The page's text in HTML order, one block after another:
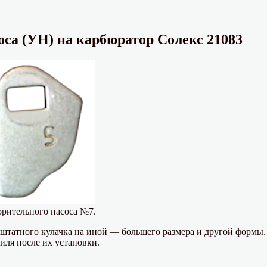
(УН) на карбюратор Солекс 21083
насоса №7.
кулачка на иной — большего размера и другой
после их установки.